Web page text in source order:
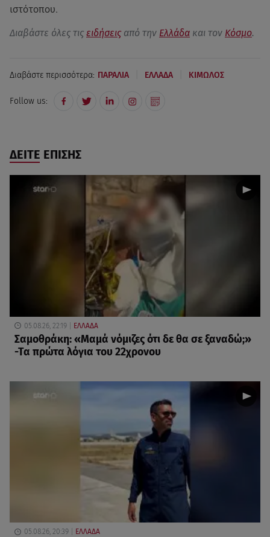
ιστότοπου.
Διαβάστε όλες τις ειδήσεις από την Ελλάδα και τον Κόσμο.
Διαβάστε περισσότερα: ΠΑΡΑΛΙΑ ΕΛΛΑΔΑ ΚΙΜΩΛΟΣ
Follow us:
ΔΕΙΤΕ ΕΠΙΣΗΣ
05.08.26, 22:19 ΕΛΛΑΔΑ
Σαμοθράκη: «Μαμά νόμιζες ότι δε θα σε ξαναδώ;»
-Τα πρώτα λόγια του 22χρονου
05.08.26, 20:39 ΕΛΛΑΔΑ